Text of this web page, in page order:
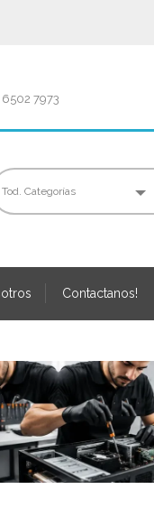
6502 7973
Contactanos!